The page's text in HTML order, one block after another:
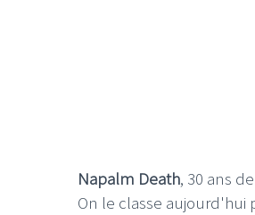
Napalm Death, 30 ans
On le classe aujourd'hui